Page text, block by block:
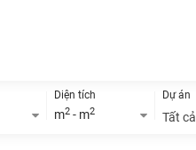
Diện tích
m2 - m2
Dự án
Tất cả